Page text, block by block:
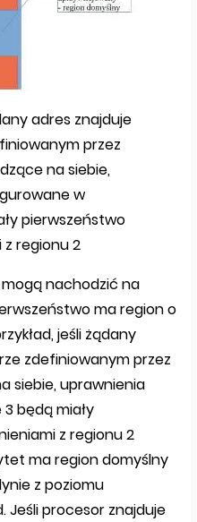
adres znajduje
przez
na siebie,
w
pierwszeństwo
regionu 2
nachodzić na
ma region o
jeśli żądany
zdefiniowanym przez
siebie, uprawnienia
będą miały
z regionu 2
ma region domyślny
z poziomu
Jeśli procesor znajduje